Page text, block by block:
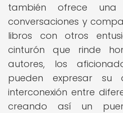
también ofrece
conversaciones y
libros con otros
cinturón que rinde
autores, los
pueden expresar su
interconexión entre
creando así un